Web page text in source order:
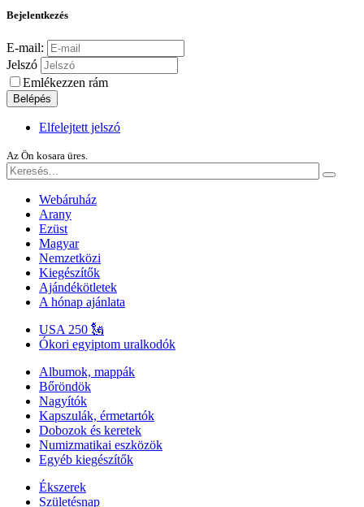
Bejelentkezés
E-mail:
Jelszó
Emlékezzen rám
Belépés
Elfelejtett jelszó
Az Ön kosara üres.
Webáruház
Arany
Ezüst
Magyar
Nemzetközi
Kiegészítők
Ajándékötletek
A hónap ajánlata
USA 250 🗽
Ókori egyiptom uralkodók
Albumok, mappák
Bőröndök
Nagyítók
Kapszulák, érmetartók
Dobozok és keretek
Numizmatikai eszközök
Egyéb kiegészítők
Ékszerek
Születésnap